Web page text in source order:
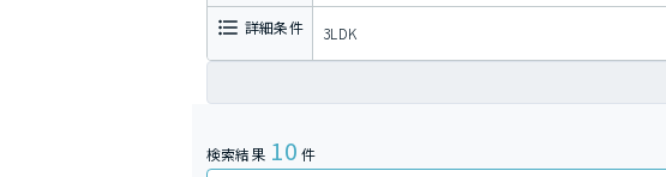
詳細条件 3LDK
検索結果 10 件